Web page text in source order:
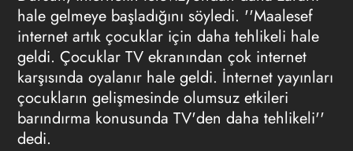
hale gelmeye başladığını söyledi. ''Maalesef
internet artık çocuklar için daha tehlikeli hale
geldi. Çocuklar TV ekranından çok internet
karşısında oyalanır hale geldi. İnternet yayınları
çocukların gelişmesinde olumsuz etkileri
barındırma konusunda TV'den daha tehlikeli''
dedi.